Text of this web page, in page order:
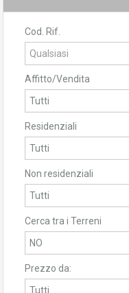
Cod. Rif.
Affitto/Vendita
Residenziali
Non residenziali
Cerca tra i Terreni
Prezzo da: